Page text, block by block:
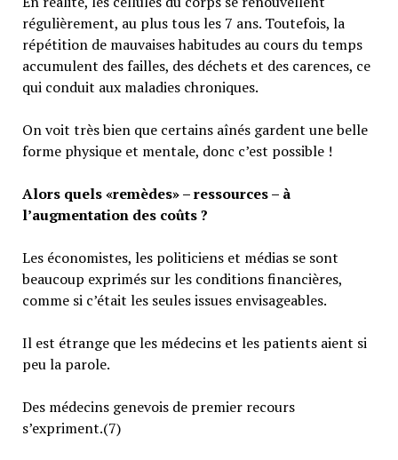
régulièrement, au plus tous les 7 ans. Toutefois, la
répétition de mauvaises habitudes au cours du temps
accumulent des failles, des déchets et des carences, ce
qui conduit aux maladies chroniques.
On voit très bien que certains aînés gardent une belle
forme physique et mentale, donc c’est possible !
Alors quels «remèdes» – ressources – à
l’augmentation des coûts ?
Les économistes, les politiciens et médias se sont
beaucoup exprimés sur les conditions financières,
comme si c’était les seules issues envisageables.
Il est étrange que les médecins et les patients aient si
peu la parole.
Des médecins genevois de premier recours
s’expriment.(7)